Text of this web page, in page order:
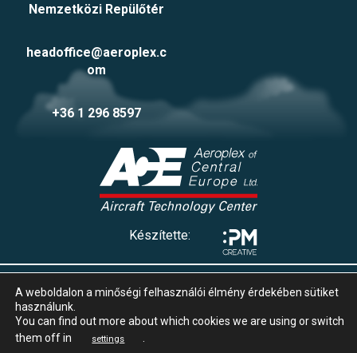
Nemzetközi Repülőtér
headoffice@aeroplex.c
om
+36 1 296 8597
Készítette:
Impresszum
Süti beállítások
A weboldalon a minőségi felhasználói élmény érdekében sütiket
használunk.
You can find out more about which cookies we are using or switch
them off in
settings